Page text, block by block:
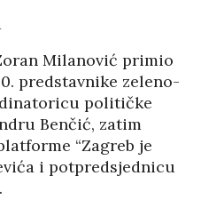
Milanović primio
predstavnike zeleno-
političke
Benčić, zatim
“Zagreb je
i potpredsjednicu